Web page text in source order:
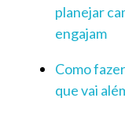
planejar
engajam
Como
que vai